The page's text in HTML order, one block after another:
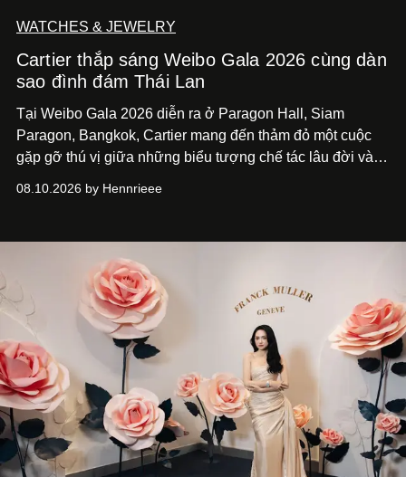
WATCHES & JEWELRY
Cartier thắp sáng Weibo Gala 2026 cùng dàn
sao đình đám Thái Lan
Tại Weibo Gala 2026 diễn ra ở Paragon Hall, Siam
Paragon, Bangkok, Cartier mang đến thảm đỏ một cuộc
gặp gỡ thú vị giữa những biểu tượng chế tác lâu đời và
Lan. Sáu gương mặt gồm Tor Thanapob, Jeff Satur, PP
xuất hiện trong những thiết kế Cartier, mỗi người lựa chọn
một ngôn ngữ riêng để diễn giải tinh thần của Maison.
08.10.2026 by Hennrieee